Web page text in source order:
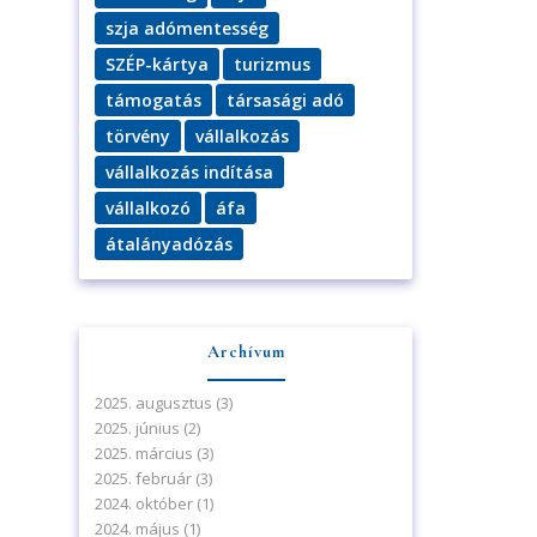
szja adómentesség
SZÉP-kártya
turizmus
támogatás
társasági adó
törvény
vállalkozás
vállalkozás indítása
vállalkozó
áfa
átalányadózás
Archívum
2025. augusztus (3)
2025. június (2)
2025. március (3)
2025. február(3)
2024. október(1)
2024. május (1)